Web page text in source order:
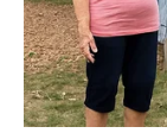
U poslu, prati
Anđeo te vodi